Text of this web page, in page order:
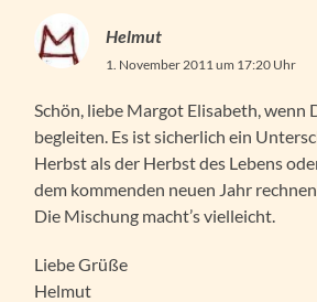
Helmut
1. November 2011 um 17:20 Uhr
Schön, liebe Margot Elisabeth, wenn
begleiten. Es ist sicherlich ein
Herbst als der Herbst des Lebens
dem kommenden neuen Jahr
Die Mischung macht’s vielleicht.
Liebe Grüße
Helmut